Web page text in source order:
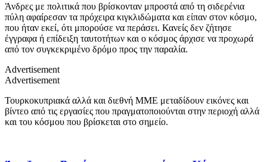
Άνδρες με πολιτικά που βρίσκονταν μπροστά από τη σιδερένια
πύλη αφαίρεσαν τα πρόχειρα κιγκλιδώματα και είπαν στον κόσμο,
που ήταν εκεί, ότι μπορούσε να περάσει. Κανείς δεν ζήτησε
έγγραφα ή επίδειξη ταυτοτήτων και ο κόσμος άρχισε να προχωρά
από τον συγκεκριμένο δρόμο προς την παραλία.
Advertisement
Advertisement
Τουρκοκυπριακά αλλά και διεθνή ΜΜΕ μεταδίδουν εικόνες και
βίντεο από τις εργασίες που πραγματοποιούνται στην περιοχή αλλά
και του κόσμου που βρίσκεται στο σημείο.